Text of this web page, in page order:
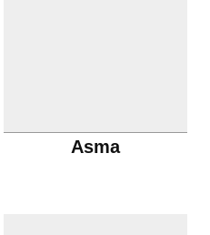
Asma